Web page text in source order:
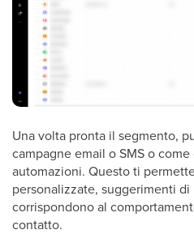
Una volta pronta il segmento,
campagne email o SMS o
automazioni. Questo ti
personalizzate, suggerimenti
corrispondono al
contatto.